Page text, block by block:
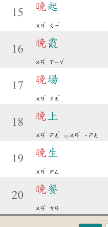
15
晚起
ㄨㄢ
ˇ
ㄑㄧ
ˇ
16
晚 霞
ㄨㄢ
ˇ
ㄒㄧㄚ
ˊ
17
晚場
ㄨㄢ
ˇ
ㄔㄤ
ˇ
18
晚 上
ㄨㄢ
ˇ
ㄕㄤ
ˋ
(變)ㄨㄢ
ˇ
˙ㄕㄤ
19
晚 生
ㄨㄢ
ˇ
ㄕㄥ
20
晚餐
ㄨㄢ
ˇ
ㄘㄢ